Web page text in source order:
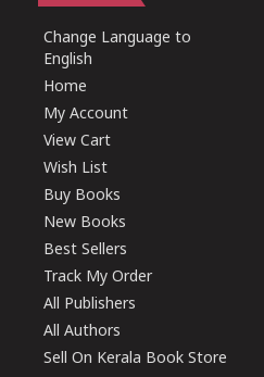
Change Language to
English
Home
My Account
View Cart
Wish List
Buy Books
New Books
Best Sellers
Track My Order
All Publishers
All Authors
Sell On Kerala Book Store